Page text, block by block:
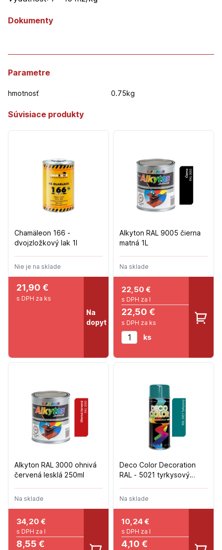
Dokumenty
Parametre
hmotnosť 0.75kg
Súvisiace produkty
Chamäleon 166 -
dvojzložkový lak 1l
Nie je na sklade
21,90 €
s DPH za ks
Na
dopyt
Alkyton RAL 9005 čierna
matná 1L
Na sklade
22,50 €
s DPH za l
22,50 €
s DPH za ks
ks
Alkyton RAL 3000 ohnivá
červená lesklá 250ml
Na sklade
34,20 €
s DPH za l
8,55 €
Deco Color Decoration
RAL - 5021 tyrkysový
Na sklade
10,24€
s DPH za l
4,10 €